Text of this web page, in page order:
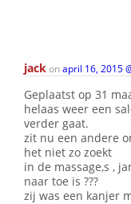
jackonapril 16, 2015
Geplaatst op 31
helaas weer een
verder gaat.
zit nu een andere
het niet zo zoekt
in de massage,s ,
naar toe is ???
zij was een kanjer